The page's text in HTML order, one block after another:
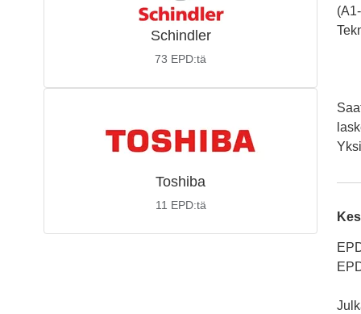
Schindler
73 EPD:tä
Toshiba
11 EPD:tä